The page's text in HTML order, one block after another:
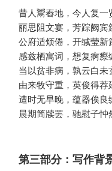
昔人鬻舂地，今人复一
丽思阻文宴，芳踪阙宾
公府适烦倦，开缄莹新
感兹栖寓词，想复痾瘵
当以贫非病，孰云白未
由来牧守重，英俊得荐
遭时无早晚，蕴器俟良
晨期简牍罢，驰慰子忡
第三部分：写作背